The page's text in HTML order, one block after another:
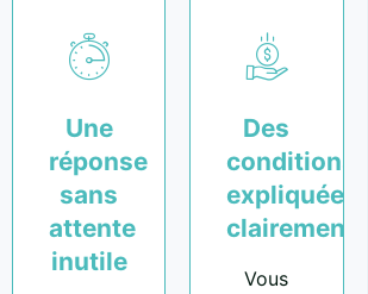
Une
réponse
sans
attente
inutile
Des
conditions
expliquées
clairement
Vous